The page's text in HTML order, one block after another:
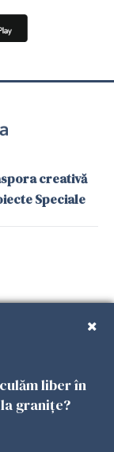
creativă
Speciale
Declarație de
accesibilitate
liber în
granițe?